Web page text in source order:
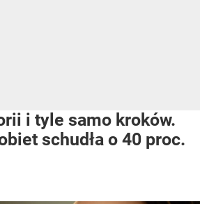
i tyle samo kroków.
schudła o 40 proc.